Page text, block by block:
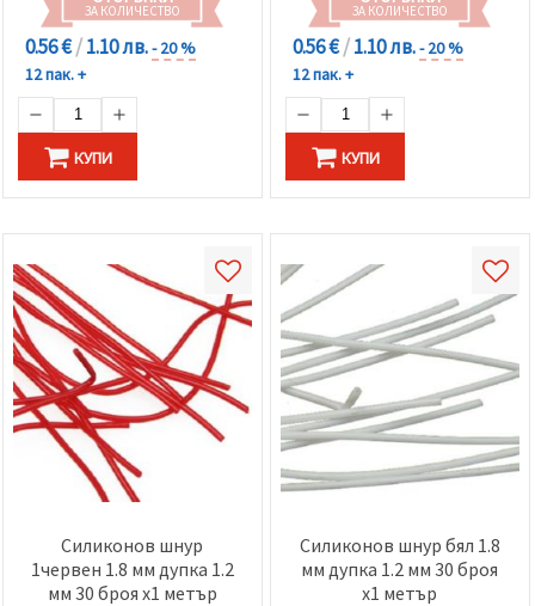
ЗА КОЛИЧЕСТВО
0.56 €/1.10 лв.- 20 %
12 пак. +
КУПИ
ЗА КОЛИЧЕСТВО
0.56 €/1.10 лв.- 20 %
12 пак. +
КУПИ
Силиконов шнур
1червен 1.8 мм дупка 1.2
мм 30 броя x1 метър
Силиконов шнур бял 1.8
мм дупка 1.2 мм 30 броя
x1 метър